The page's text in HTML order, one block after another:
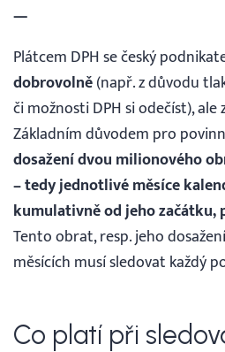
Přihlášení
—
Plátcem DPH se český
dobrovolně(např. z důvodu
či možnosti DPH si odečíst), ale
Základním důvodem pro
dosažení dvou milionového
– tedy jednotlivé měsíce
kumulativně od jeho začátku,
Tento obrat, resp. jeho
měsících musí sledovat každý
Co platí při